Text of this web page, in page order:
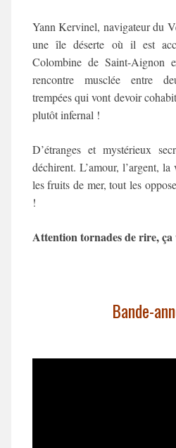
Yann Kervinel, navigateur du
une île déserte où il est
Colombine de Saint-Aignon
rencontre musclée entre
trempées qui vont devoir
plutôt infernal !
D’étranges et mystérieux
déchirent. L’amour, l’argent,
les fruits de mer, tout les
!
Attention tornades de rire, ça
Bande-